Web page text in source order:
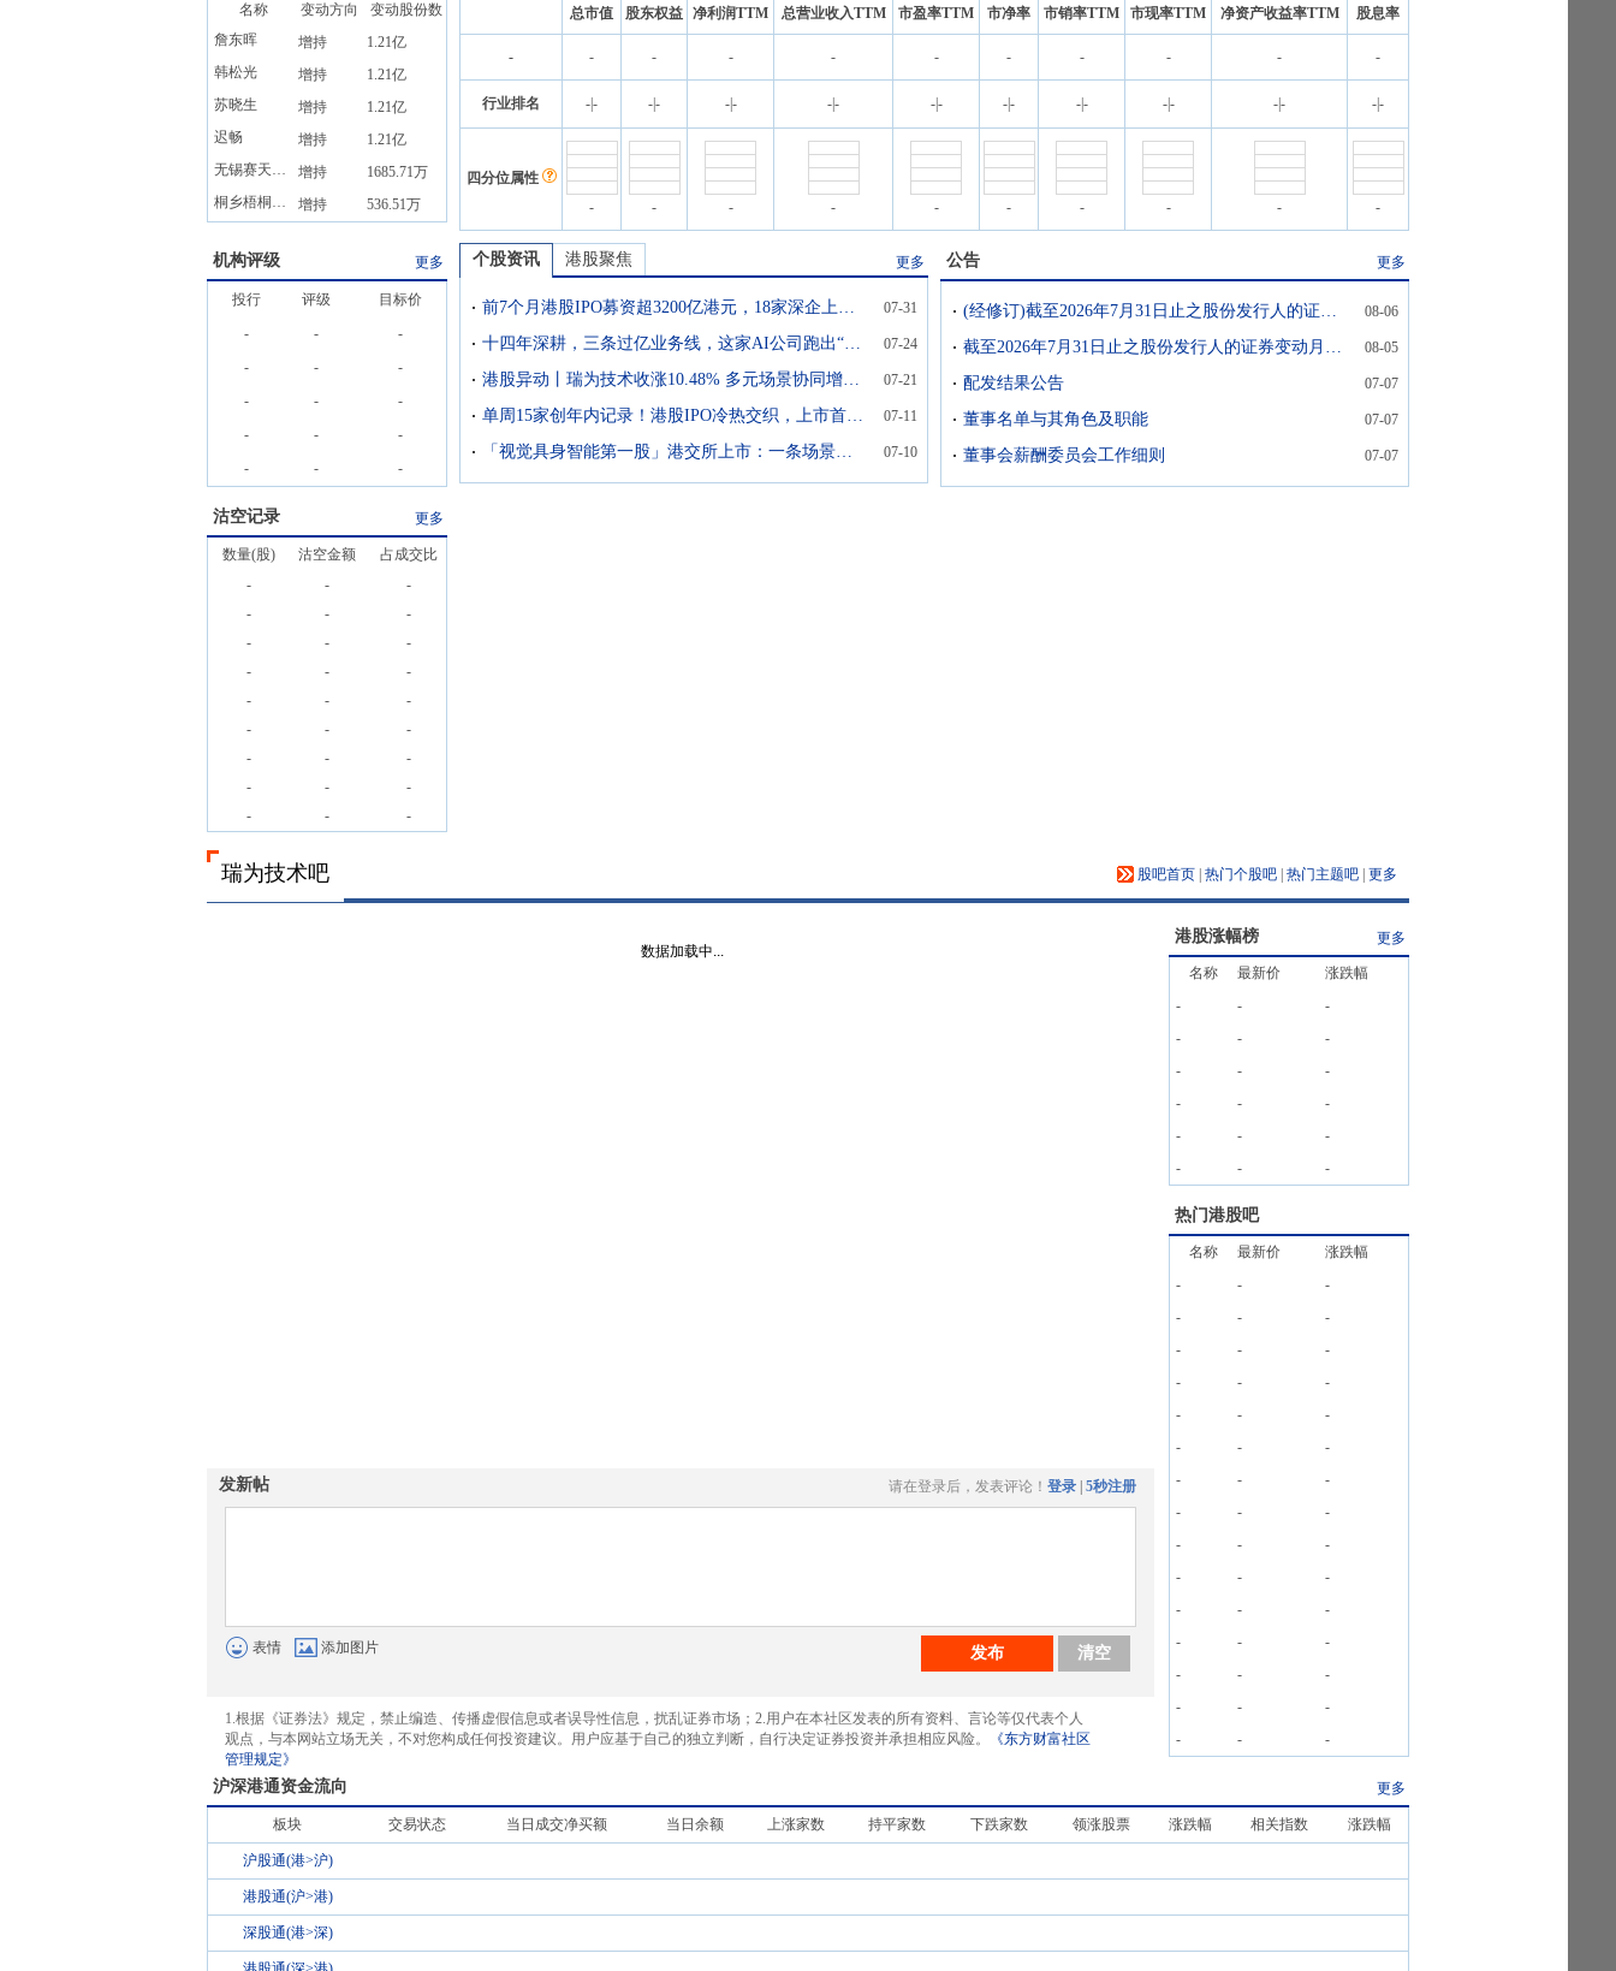
名称 变动方向
变动股份数
詹东晖
增持
1.21亿
韩松光
增持
1.21亿
苏晓生
增持
1.21亿
迟畅
增持
1.21亿
无锡赛天智航投资管理中心(有限合伙)
增持
1685.71万
桐乡梧桐普华凤栖创业投资合伙企业(有限合伙)
增持 536.51万
总市值 股东权益 净利润TTM 总营业收入TTM 市盈率TTM 市净率 市销率TTM 市现率TTM 净资产收益率TTM 股息率
- - - - - - - - - - -
行业排名 -- -- -|- -- -|- -- -|- -|- -- --
四分位属性
-
- - - - - - - - -
机构评级 更多
投行 评级
目标价
-
-
-
-
-
-
-
-
-
-
-
-
-
- -
个股资讯 港股聚焦 更多
前7个月港股IPO募资超3200亿港元，18家深企上市并列各大城市榜首 07-31
十四年深耕，三条过亿业务线，这家AI公司跑出“视觉具身智能第一股” 07-24
港股异动丨瑞为技术收涨10.48% 多元场景协同增长 民航视觉智能市占率显著领先 07-21
单周15家创年内记录！港股IPO冷热交织，上市首日1只翻倍10只盘中破发 07-11
「视觉具身智能第一股」港交所上市：一条场景先行的商业化路径 07-10
公告 更多
(经修订)截至2026年7月31日止之股份发行人的证券变动月报表 08-06
截至2026年7月31日止之股份发行人的证券变动月报表 08-05
配发结果公告 07-07
董事名单与其角色及职能 07-07
董事会薪酬委员会工作细则 07-07
沽空记录 更多
数量(股) 沽空金额
占成交比
-
-
-
-
-
-
-
-
-
-
-
-
-
-
-
-
-
-
-
-
-
-
-
-
-
- -
瑞为技术吧 股吧首页 热门个股吧 热门主题吧 更多
发新帖 请在登录后，发表评论！ 登录 5秒注册
表情 添加图片 发布 清空
1.根据《证券法》规定，禁止编造、传播虚假信息或者误导性信息，扰乱证券市场；2.用户在本社区发表的所有资料、言论等仅代表个人
观点，与本网站立场无关，不对您构成任何投资建议。用户应基于自己的独立判断，自行决定证券投资并承担相应风险。
《东方财富社区
管理规定》
港股涨幅榜 更多
名称 最新价
涨跌幅
-
-
-
-
-
-
-
-
-
-
-
-
-
-
-
-
- -
热门港股吧
名称 最新价
涨跌幅
-
-
-
-
-
-
-
-
-
-
-
-
-
-
-
-
-
-
-
-
-
-
-
-
-
-
-
-
-
-
-
-
-
-
-
-
-
-
-
-
-
-
-
- -
沪深港通资金流向 更多
板块 交易状态 当日成交净买额 当日余额 上涨家数 持平家数 下跌家数 领涨股票 涨跌幅 相关指数 涨跌幅
沪股通(港>沪)
港股通(沪>港)
深股通(港>深)